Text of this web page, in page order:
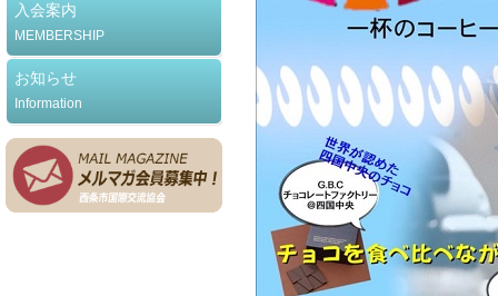
入会案内
MEMBERSHIP
お知らせ
Information